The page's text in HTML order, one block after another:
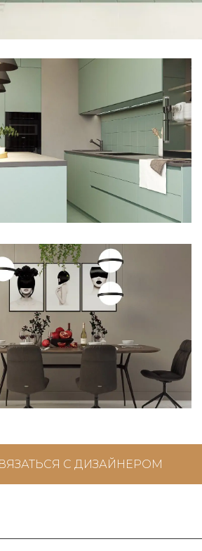
С ДИЗАЙНЕРОМ